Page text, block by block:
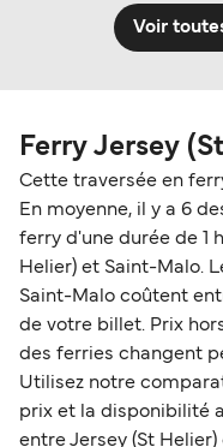
Voir
Ferry Jersey
Cette traversée en
En moyenne, il y a 6
ferry d'une durée de 1
Helier) et Saint-Malo.
Saint-Malo coûtent
de votre billet. Prix
des ferries changent
Utilisez notre
prix et la disponibilité
entre Jersey (St